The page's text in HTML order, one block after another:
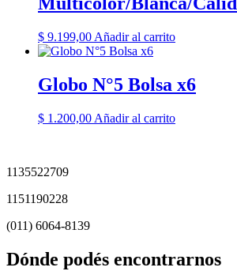
$ 9.199,00 Añadir al carrito
Globo N°5 Bolsa x6
$ 1.200,00 Añadir al carrito
1135522709
1151190228
(011) 6064-8139
Dónde podés encontrarnos